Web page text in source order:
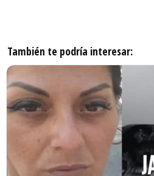
También te podría interesar: